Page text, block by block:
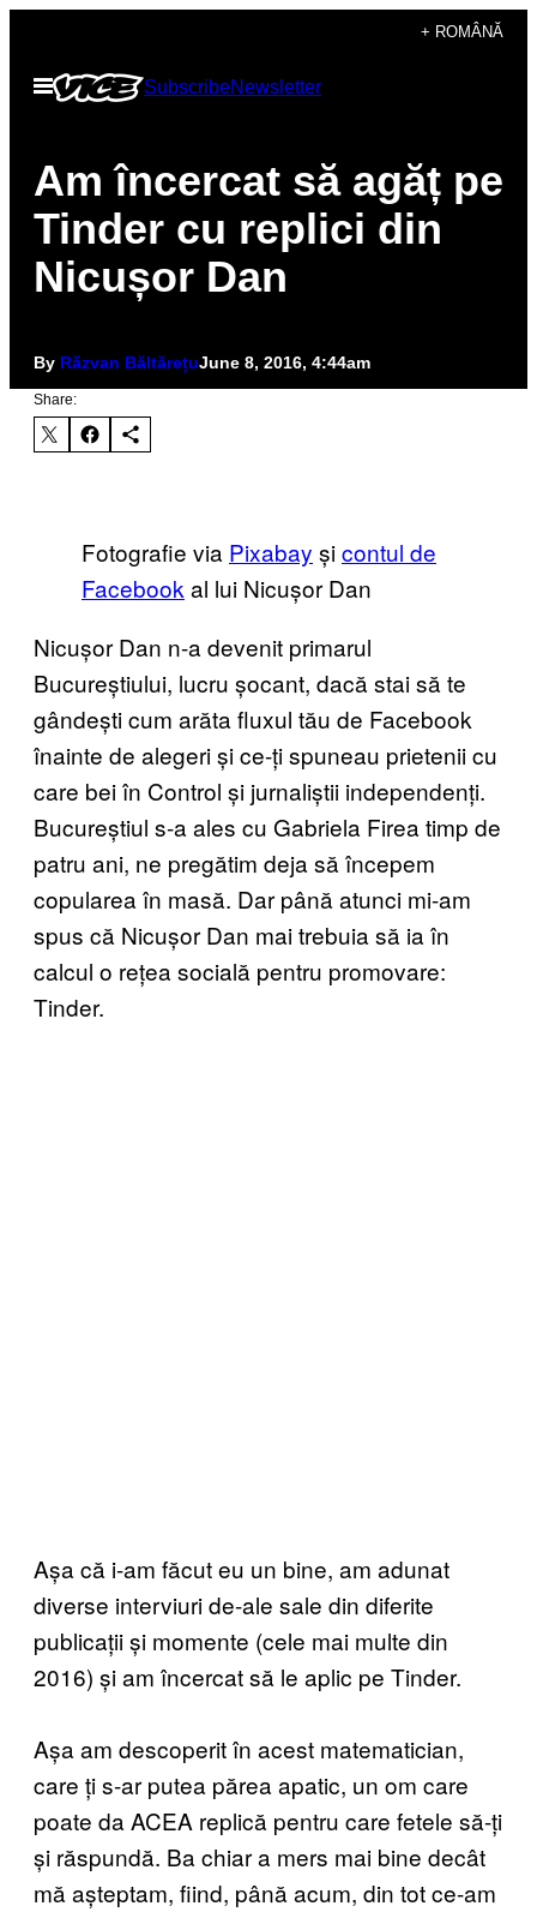
content
+ ROMÂNĂ
Open
Menu
SubscribeNewsletter
Am încercat să agăț pe
Tinder cu replici din
Nicușor Dan
By Răzvan BăltărețuJune 8, 2016, 4:44am
Share:
Fotografie via Pixabay șicontul de
Facebook al lui Nicușor Dan
Nicușor Dan n-a devenit primarul
Bucureștiului, lucru șocant, dacă stai să te
gândești cum arăta fluxul tău de Facebook
înainte de alegeri și ce-ți spuneau prietenii cu
care bei în Control și jurnaliștii independenți.
Bucureștiul s-a ales cu Gabriela Firea timp de
patru ani, ne pregătim deja să începem
copularea în masă. Dar până atunci mi-am
spus că Nicușor Dan mai trebuia să ia în
calcul o rețea socială pentru promovare:
Tinder.
Așa că i-am făcut eu un bine, am adunat
diverse interviuri de-ale sale din diferite
publicații și momente (cele mai multe din
2016) și am încercat să le aplic pe Tinder.
Așa am descoperit în acest matematician,
care ți s-ar putea părea apatic, un om care
poate da ACEA replică pentru care fetele să-ți
și răspundă. Ba chiar a mers mai bine decât
mă așteptam, fiind, până acum, din tot ce-am